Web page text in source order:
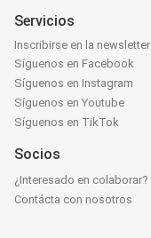
Servicios
Inscribirse en la newsletter
Síguenos en Facebook
Síguenos en Instagram
Síguenos en Youtube
Síguenos en TikTok
Socios
¿Interesado en colaborar?
Contácta con nosotros